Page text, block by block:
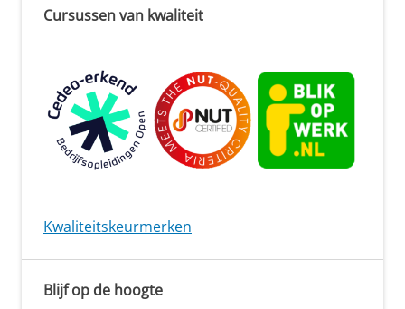
Cursussen van kwaliteit
Kwaliteitskeurmerken
Blijf op de hoogte